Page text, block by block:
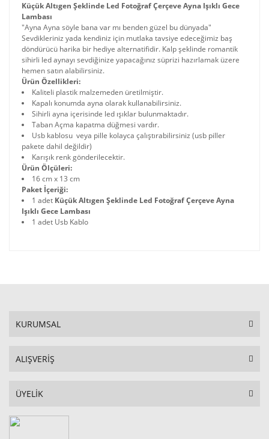
Küçük Altıgen Şeklinde Led Fotoğraf Çerçeve Ayna Işıklı Gece
Lambası
"Ayna Ayna söyle bana var mı benden güzel bu dünyada"
Sevdikleriniz yada kendiniz için mutlaka tavsiye edeceğimiz baş
döndürücü harika bir hediye alternatifidir. Kalp şeklinde romantik
sihirli led aynayı sevdiğinize yapacağınız süprizi hazırlamak üzere
hemen satın alabilirsiniz.
Ürün Özellikleri:
Kaliteli plastik malzemeden üretilmiştir.
Kapalı konumda ayna olarak kullanabilirsiniz.
Sihirli ayna içerisinde led ışıklar bulunmaktadır.
Taban Açma kapatma düğmesi vardır.
Usb kablosu veya pille kolayca çalıştırabilirsiniz (usb piller
pakete dahil değildir)
Karışık renk gönderilecektir.
Ürün Ölçüleri:
16 cm x 13 cm
Paket İçeriği:
1 adet Küçük Altıgen Şeklinde Led Fotoğraf Çerçeve Ayna
Işıklı Gece Lambası
1 adet Usb Kablo
KURUMSAL
ALIŞVERİŞ
ÜYELİK